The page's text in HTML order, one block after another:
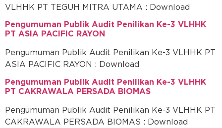
VLHHK PT TEGUH MITRA UTAMA : Download
Pengumuman Publik Audit Penilikan Ke-3 VLHHK
PT ASIA PACIFIC RAYON
Pengumuman Publik Audit Penilikan Ke-3 VLHHK PT
ASIA PACIFIC RAYON : Download
Pengumuman Publik Audit Penilikan Ke-3 VLHHK
PT CAKRAWALA PERSADA BIOMAS
Pengumuman Publik Audit Penilikan Ke-3 VLHHK PT
CAKRAWALA PERSADA BIOMAS : Download